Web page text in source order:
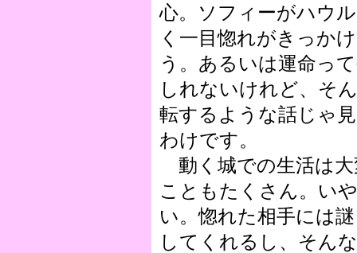
心。ソフィーがハウ
く一目惚れがきっか
う。あるいは運命っ
しれないけれど、そ
転するような話じゃ
わけです。
動く城での生活は
こともたくさん。い
い。惚れた相手には
してくれるし、そん